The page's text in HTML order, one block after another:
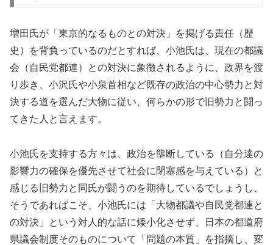
増田氏が「東京的なるものとの対決」を掲げる責任（歴
史）を背負っているのだとすれば、小池氏は、現在の都議
会（自民党都連）との対決に象徴されるように、政界を渡
り歩き、小沢氏や小泉首相など既存の政治の中心勢力と対
決する道を選んだ大物に従い、何らかの形で旧勢力と闘っ
てきた人と言えます。
小池氏を支持する方々は、政治を壟断している（自分達の
影響力の確保を優先させて社会に閉塞感を与えている）と
感じる旧勢力と同氏が闘うのを期待しているでしょうし、
そうであればこそ、小池氏には「大物都議や自民党都連と
の対決」という対人的な話に矮小化させず、日本の都道府
県議会制度そのものについて「問題の本質」を指摘し、変